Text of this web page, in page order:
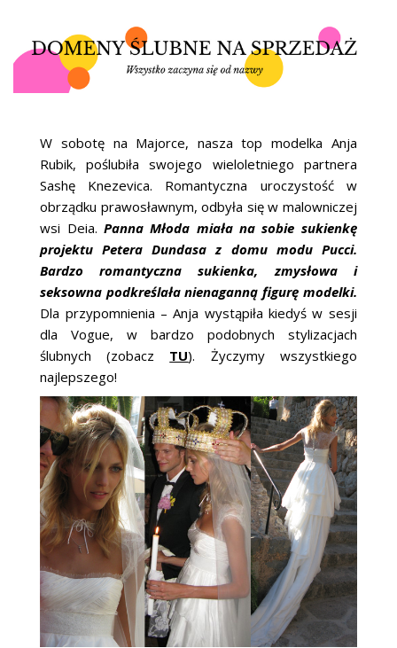
W sobotę na Majorce, nasza top modelka Anja
Rubik, poślubiła swojego wieloletniego partnera
Sashę Knezevica. Romantyczna uroczystość w
obrządku prawosławnym, odbyła się w malowniczej
wsi Deia.Panna Młoda miała na sobie sukienkę
projektu Petera Dundasa z domu modu Pucci.
Bardzo romantyczna sukienka, zmysłowa i
seksowna podkreślała nienaganną figurę modelki.
Dla przypomnienia – Anja wystąpiła kiedyś w sesji
dla Vogue, w bardzo podobnych stylizacjach
ślubnych (zobacz TU). Życzymy wszystkiego
najlepszego!